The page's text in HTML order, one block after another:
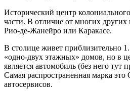
Исторический центр
части. В отличие от многих
Рио-де-Жанейро или Каракасе.
В столице живет приблизительно
«одно-двух этажных» домов, но в
является автомобиль (без него
Самая распространенная марка
автосервисов.